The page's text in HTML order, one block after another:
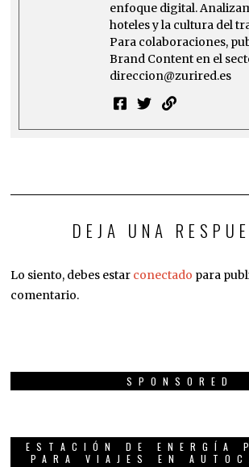
enfoque digital.
hoteles y la cultura del
Para colaboraciones,
Brand Content en el
direccion@zurired.es
DEJA UNA
Lo siento, debes estar conectado para
comentario.
SPONSORED
ESTACIÓN DE ENERGÍA
PARA VIAJES EN